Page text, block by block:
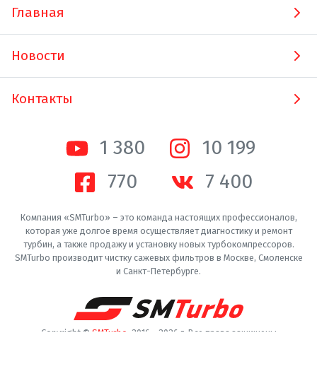
Главная
Новости
Контакты
1 380
10 200
770
7 400
Компания «SMTurbo» – это команда настоящих профессионалов,
которая уже долгое время осуществляет диагностику и ремонт
турбин, а также продажу и установку новых турбокомпрессоров.
SMTurbo производит чистку сажевых фильтров в Москве, Смоленске
и Санкт-Петербурге.
Copyright © SMTurbo . 2016 - 2026 г. Все права защищены